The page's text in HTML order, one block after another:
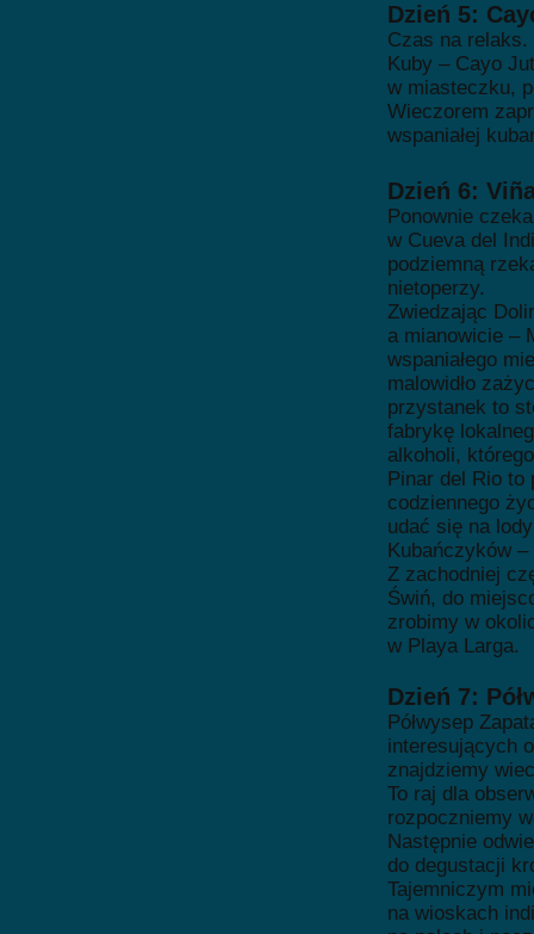
Dzień 5:
Czas na
Kuby – Cayo
w miasteczku,
Wieczorem
wspaniałej
Dzień 6:
Ponownie
w Cueva del
podziemną
nietoperzy.
Zwiedzając
a mianowicie –
wspaniałego
malowidło
przystanek to
fabrykę
alkoholi,
Pinar del Rio to
codziennego
udać się na
Kubańczyków –
Z zachodniej
Świń, do
zrobimy w
w Playa Larga.
Dzień 7:
Półwysep
interesujących
znajdziemy
To raj dla
rozpoczniemy
Następnie
do degustacji
Tajemniczym
na wioskach